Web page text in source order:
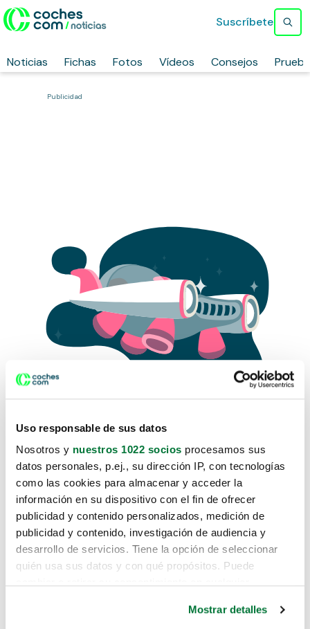
Uso responsable de sus datos
Nosotros y nuestros 1022 socios procesamos sus
datos personales, p.ej., su dirección IP, con tecnologías
como las cookies para almacenar y acceder la
información en su dispositivo con el fin de ofrecer
publicidad y contenido personalizados, medición de
publicidad y contenido, investigación de audiencia y
desarrollo de servicios. Tiene la opción de seleccionar
quién usa sus datos y con qué propósitos. Puede
Mostrar detalles
Noticias Fichas Fotos Vídeos Consejos
Suscríbete
Publicidad
Lo sentimos, no sabemos como
te hemos traido hasta aquí.
Pero puedes encontrar el coche que estás
buscando en alguno de estos enlaces: